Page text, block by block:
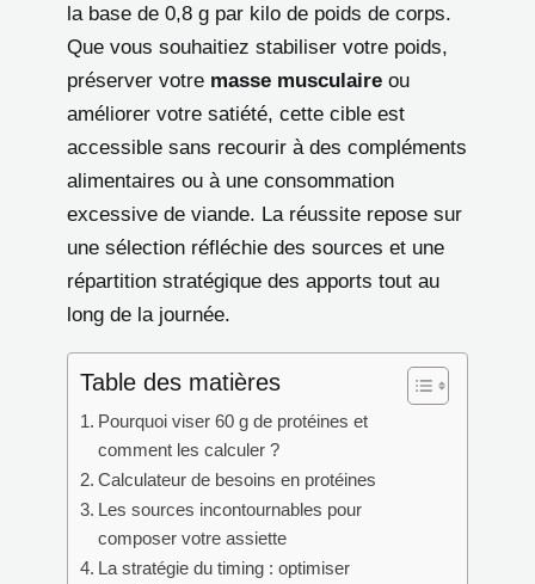
la base de 0,8 g par kilo de poids de corps.
Que vous souhaitiez stabiliser votre poids,
préserver votre masse musculaire ou
améliorer votre satiété, cette cible est
accessible sans recourir à des compléments
alimentaires ou à une consommation
excessive de viande. La réussite repose sur
une sélection réfléchie des sources et une
répartition stratégique des apports tout au
long de la journée.
Table des matières
Pourquoi viser 60 g de protéines et
comment les calculer ?
Calculateur de besoins en protéines
Les sources incontournables pour
composer votre assiette
La stratégie du timing : optimiser